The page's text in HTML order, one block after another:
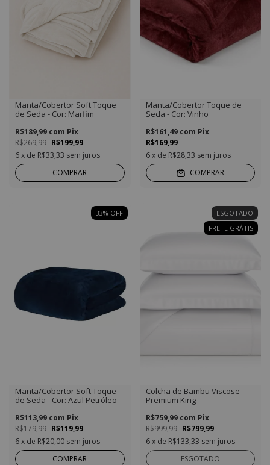
Manta/Cobertor Soft Toque
de Seda - Cor: Marfim
R$269,99 R$199,99
R$189,99 com Pix
6x de R$33,33 sem juros
COMPRAR
Manta/Cobertor Toque de
Seda - Cor: Vinho
R$169,99
R$161,49 com Pix
6 x de R$28,33 sem juros
COMPRAR
33% OFF
Manta/Cobertor Soft Toque
de Seda - Cor: Azul Petróleo
R$179,99 R$119,99
R$113,99 com Pix
6x de R$20,00 sem juros
COMPRAR
ESGOTADO
FRETE GRÁTIS
Colcha de Bambu Viscose
Premium King
R$999,99 R$799,99
R$759,99 com Pix
6 x de R$133,33 sem juros
ESGOTADO